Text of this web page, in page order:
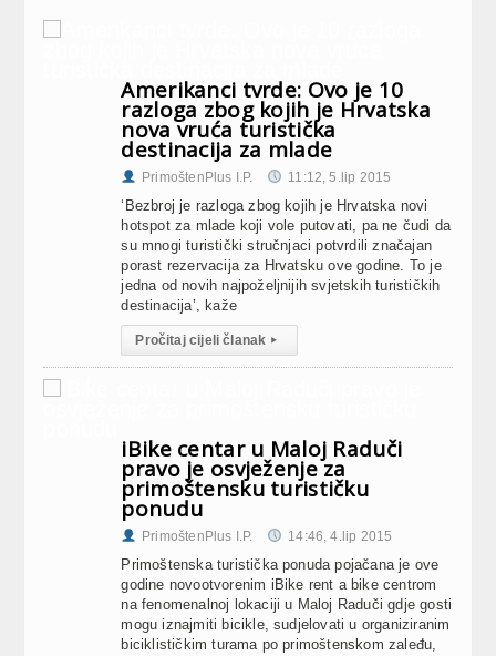
Amerikanci tvrde: Ovo je 10
razloga zbog kojih je Hrvatska
nova vruća turistička
destinacija za mlade
PrimoštenPlus I.P. 11:12, 5.lip 2015
‘Bezbroj je razloga zbog kojih je Hrvatska novi
hotspot za mlade koji vole putovati, pa ne čudi da
su mnogi turistički stručnjaci potvrdili značajan
porast rezervacija za Hrvatsku ove godine. To je
jedna od novih najpoželjnijih svjetskih turističkih
destinacija’, kaže
Pročitaj cijeli članak ▸
iBike centar u Maloj Raduči
pravo je osvježenje za
primoštensku turističku
ponudu
PrimoštenPlus I.P. 14:46, 4.lip 2015
Primoštenska turistička ponuda pojačana je ove
godine novootvorenim iBike rent a bike centrom
na fenomenalnoj lokaciji u Maloj Raduči gdje gosti
mogu iznajmiti bicikle, sudjelovati u organiziranim
biciklističkim turama po primoštenskom zaleđu,